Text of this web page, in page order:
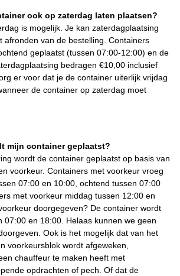
ook op zaterdag laten plaatsen?
is mogelijk. Je kan zaterdagplaatsing
afronden van de bestelling. Containers
geplaatst (tussen 07:00-12:00) en de
bedragen €10,00 inclusief
er voor dat je de container uiterlijk vrijdag
de container op zaterdag moet
mijn container geplaatst?
wordt de container geplaatst op basis van
voorkeur. Containers met voorkeur vroeg
07:00 en 10:00, ochtend tussen 07:00
met voorkeur middag tussen 12:00 en
doorgegeven? De container wordt
07:00 en 18:00. Helaas kunnen we geen
Ook is het mogelijk dat van het
voorkeursblok wordt afgeweken,
chauffeur te maken heeft met
opdrachten of pech. Of dat de